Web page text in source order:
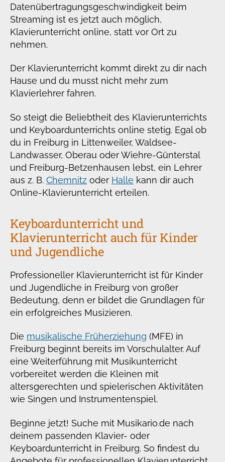
Datenübertragungsgeschwindigkeit beim
Streaming ist es jetzt auch möglich,
Klavierunterricht online, statt vor Ort zu
nehmen.
Der Klavierunterricht kommt direkt zu dir nach
Hause und du musst nicht mehr zum
Klavierlehrer fahren.
So steigt die Beliebtheit des Klavierunterrichts
und Keyboardunterrichts online stetig. Egal ob
du in Freiburg in Littenweiler, Waldsee-
Landwasser, Oberau oder Wiehre-Günterstal
und Freiburg-Betzenhausen lebst, ein Lehrer
aus z. B. Chemnitz oder Halle kann dir auch
Online-Klavierunterricht erteilen.
Keyboardunterricht und
Klavierunterricht auch für Kinder
und Jugendliche
Professioneller Klavierunterricht ist für Kinder
und Jugendliche in Freiburg von großer
Bedeutung, denn er bildet die Grundlagen für
ein erfolgreiches Musizieren.
Die musikalische Früherziehung (MFE) in
Freiburg beginnt bereits im Vorschulalter. Auf
eine Weiterführung mit Musikunterricht
vorbereitet werden die Kleinen mit
altersgerechten und spielerischen Aktivitäten
wie Singen und Instrumentenspiel.
Beginne jetzt! Suche mit Musikario.de nach
deinem passenden Klavier- oder
Keyboardunterricht in Freiburg. So findest du